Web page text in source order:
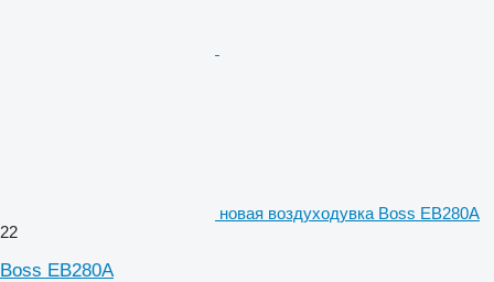
новая воздуходувка Boss EB280A
22
Boss EB280A